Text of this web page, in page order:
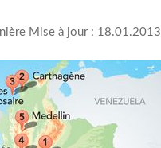
Mise à jour : 18.01.2013